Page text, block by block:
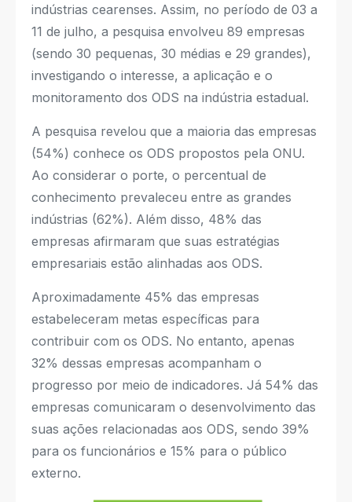
indústrias cearenses. Assim, no período de 03 a
11 de julho, a pesquisa envolveu 89 empresas
(sendo 30 pequenas, 30 médias e 29 grandes),
investigando o interesse, a aplicação e o
monitoramento dos ODS na indústria estadual.
A pesquisa revelou que a maioria das empresas
(54%) conhece os ODS propostos pela ONU.
Ao considerar o porte, o percentual de
conhecimento prevaleceu entre as grandes
indústrias (62%). Além disso, 48% das
empresas afirmaram que suas estratégias
empresariais estão alinhadas aos ODS.
Aproximadamente 45% das empresas
estabeleceram metas específicas para
contribuir com os ODS. No entanto, apenas
32% dessas empresas acompanham o
progresso por meio de indicadores. Já 54% das
empresas comunicaram o desenvolvimento das
suas ações relacionadas aos ODS, sendo 39%
para os funcionários e 15% para o público
externo.